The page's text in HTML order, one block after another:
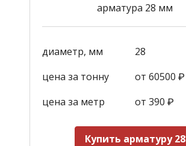
арматура 28 мм
диаметр, мм
28
цена за тонну
от 60500 ₽
цена за метр
от 390 ₽
Купить арматуру 28